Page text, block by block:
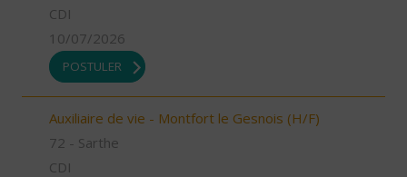
CDI
10/07/2026
POSTULER
Auxiliaire de vie - Montfort le Gesnois (H/F)
72 - Sarthe
CDI